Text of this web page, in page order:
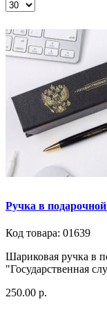
Ручка в
Код товара: 01639
Шариковая ручка в
"Государственная
250.00 р.